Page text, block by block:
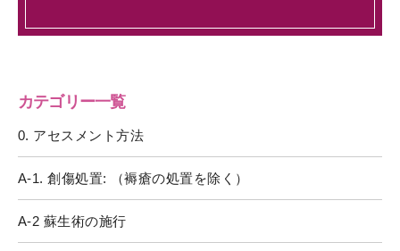
カテゴリー一覧
0. アセスメント方法
A-1. 創傷処置: （褥瘡の処置を除く）
A-2 蘇生術の施行